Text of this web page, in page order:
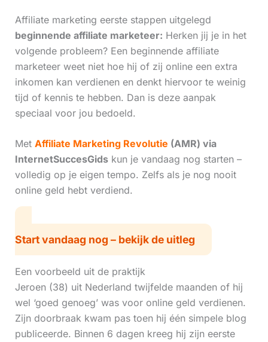
Affiliate marketing eerste stappen uitgelegd
beginnende affiliate marketeer: Herken jij je in het
volgende probleem? Een beginnende affiliate
marketeer weet niet hoe hij of zij online een extra
inkomen kan verdienen en denkt hiervoor te weinig
tijd of kennis te hebben. Dan is deze aanpak
speciaal voor jou bedoeld.
Met Affiliate Marketing Revolutie (AMR) via
InternetSuccesGidskun je vandaag nog starten –
volledig op je eigen tempo. Zelfs als je nog nooit
online geld hebt verdiend.
Start vandaag nog – bekijk de uitleg
Een voorbeeld uit de praktijk
Jeroen (38) uit Nederland twijfelde maanden of hij
wel ‘goed genoeg’ was voor online geld verdienen.
Zijn doorbraak kwam pas toen hij één simpele blog
publiceerde. Binnen 6 dagen kreeg hij zijn eerste